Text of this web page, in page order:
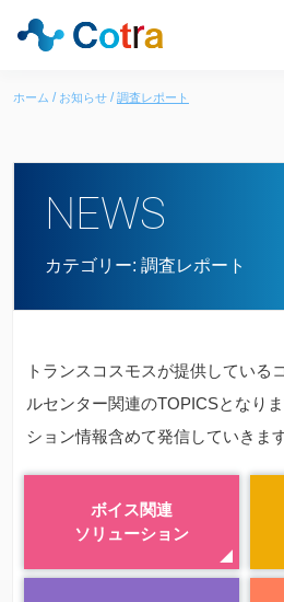
ホーム お知らせ 調査レポート
NEWS
カテゴリー: 調査レポート
トランスコスモスが提供している
ルセンター関連のTOPICSとなり
ション情報含めて発信していきます
ボイス関連
ソリューション